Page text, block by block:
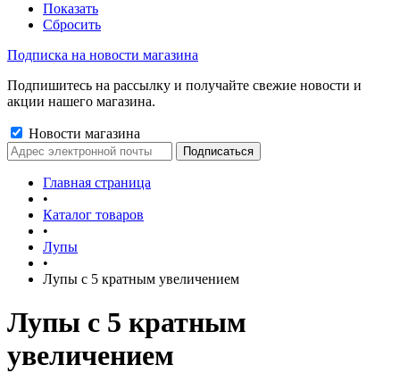
Показать
Сбросить
Подписка на новости магазина
Подпишитесь на рассылку и получайте свежие новости и
акции нашего магазина.
Новости магазина
Главная страница
•
Каталог товаров
•
Лупы
•
Лупы с 5 кратным увеличением
Лупы с 5 кратным
увеличением